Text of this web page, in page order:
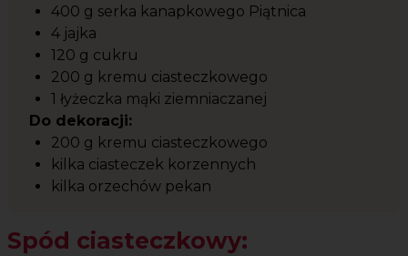
400 g serka kanapkowego Piątnica
4 jajka
120 g cukru
200 g kremu ciasteczkowego
1 łyżeczka mąki ziemniaczanej
Do dekoracji:
200 g kremu ciasteczkowego
kilka ciasteczek korzennych
kilka orzechów pekan
Spód ciasteczkowy: